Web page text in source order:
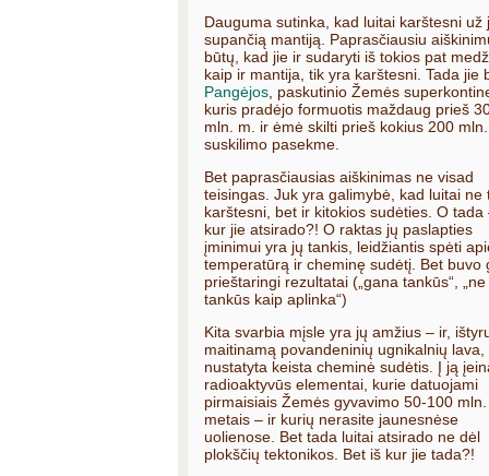
Dauguma sutinka, kad luitai karštesni už
supančią mantiją. Paprasčiausiu
būtų, kad jie ir sudaryti iš tokios pat
kaip ir mantija, tik yra karštesni. Tada jie
Pangėjos , paskutinio Žemės
kuris pradėjo formuotis maždaug prieš
mln. m. ir ėmė skilti prieš kokius 200
suskilimo pasekme.
Bet paprasčiausias aiškinimas ne visad
teisingas. Juk yra galimybė, kad luitai ne
karštesni, bet ir kitokios sudėties. O tada
kur jie atsirado?! O raktas jų paslapties
įminimui yra jų tankis, leidžiantis spėti
temperatūrą ir cheminę sudėtį. Bet buvo
prieštaringi rezultatai („gana tankūs“,
tankūs kaip aplinka“)
Kita svarbia mįsle yra jų amžius – ir,
maitinamą povandeninių ugnikalnių lava,
nustatyta keista cheminė sudėtis. Į ją
radioaktyvūs elementai, kurie datuojami
pirmaisiais Žemės gyvavimo 50-100 mln.
metais – ir kurių nerasite jaunesnėse
uolienose. Bet tada luitai atsirado ne dėl
plokščių tektonikos. Bet iš kur jie tada?!